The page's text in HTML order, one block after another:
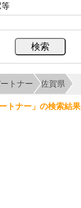
トナー 佐賀県
トナー」の検索結果